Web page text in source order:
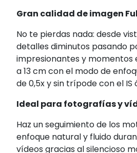
Gran calidad de imagen
No te pierdas nada: desde
detalles diminutos pasando
impresionantes y momentos
a 13 cm con el modo de
de 0,5x y sin trípode con el IS
Ideal para fotografías y
Haz un seguimiento de los
enfoque natural y fluido
vídeos gracias al silencioso